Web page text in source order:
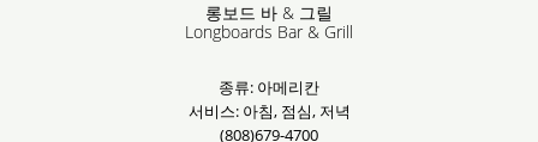
롱보드 바 & 그릴
Longboards Bar & Grill
종류: 아메리칸
서비스: 아침, 점심, 저녁
(808)679-4700